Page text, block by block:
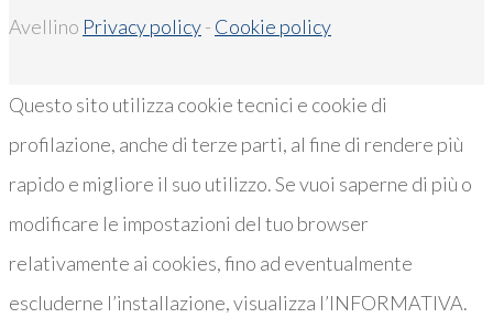
Avellino Privacy policy- Cookie policy
Questo sito utilizza cookie tecnici e cookie di
profilazione, anche di terze parti, al fine di rendere più
rapido e migliore il suo utilizzo. Se vuoi saperne di più o
modificare le impostazioni del tuo browser
relativamente ai cookies, fino ad eventualmente
escluderne l’installazione, visualizza l’INFORMATIVA.